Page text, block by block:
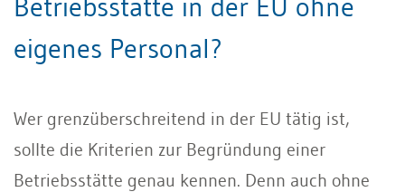
eigenes Personal?
Wer grenzüberschreitend in der EU tätig ist,
sollte die Kriterien zur Begründung einer
Betriebsstätte genau kennen. Denn auch ohne